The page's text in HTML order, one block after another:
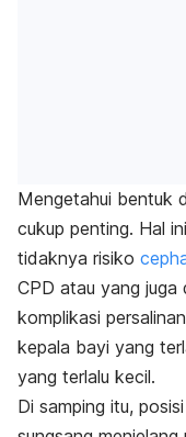
Mengetahui bentuk
cukup penting. Hal
tidaknya risiko
CPD atau yang juga
komplikasi
kepala bayi yang
yang terlalu kecil.
Di samping itu,